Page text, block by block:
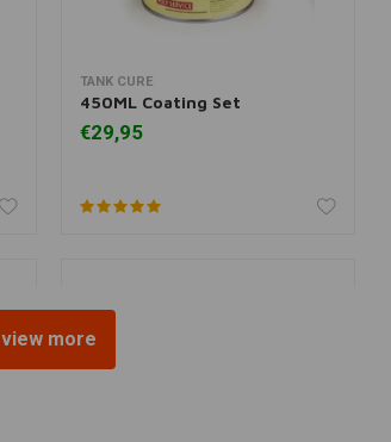
Toevoegen aan winkelwagen
TANK CURE
450ML Coating Set
€29,95
view more